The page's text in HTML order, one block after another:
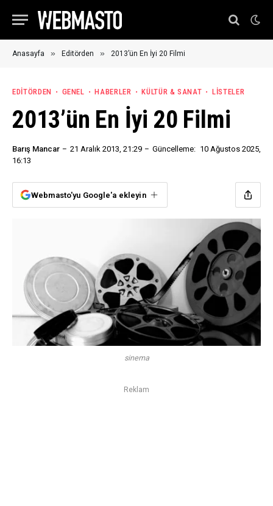
Anasayfa » Editörden » 2013’ün En İyi 20 Filmi
EDITÖRDEN GENEL HABERLER KÜLTÜR & SANAT LISTELER
2013’ün En İyi 20 Filmi
Barış Mancar 21 Aralık 2013, 21:29 Güncelleme: 10 Ağustos 2025,
16:13
Webmasto'yu Google'a ekleyin
sinema
Reklam